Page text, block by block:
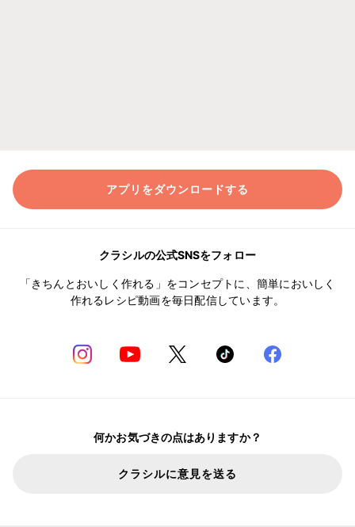
アプリをダウンロードする
クラシルの公式SNSをフォロー
「きちんとおいしく作れる」をコンセプトに、簡単においしく
作れるレシピ動画を毎日配信しています。
何かお気づきの点はありますか？
クラシルに意見を送る